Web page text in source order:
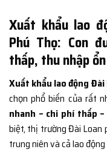
Xuất khẩu lao
Phú Thọ: Con
thấp, thu nhập
Xuất khẩu lao động
chọn phổ biến của rất
nhanh – chi phí thấp
biệt, thị trường Đài Loan
trung niên và cả lao động